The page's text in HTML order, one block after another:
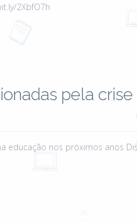
2XbfO7h
pela crise
educação nos próximos anos